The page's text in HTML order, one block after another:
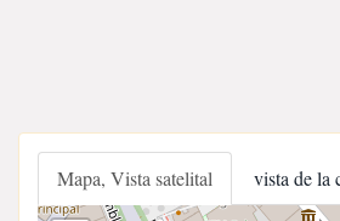
Mapa, Vista satelital vista de la